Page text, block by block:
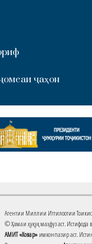
ҷаҳон
Агентии Миллии Иттилоотии
© Ҳамаи ҳуқуқ маҳфуз аст. Истифода
АМИТ «Ховар» имконпазир аст.